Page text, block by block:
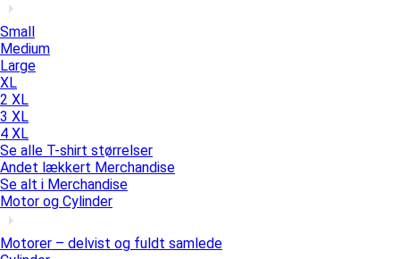
Small
Medium
Large
XL
2 XL
3 XL
4 XL
Se alle T-shirt størrelser
Andet lækkert Merchandise
Se alt i Merchandise
Motor og Cylinder
Motorer – delvist og fuldt samlede